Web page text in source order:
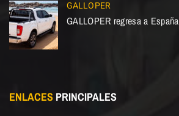
GALLOPER
GALLOPER regresa a España
ENLACES PRINCIPALES